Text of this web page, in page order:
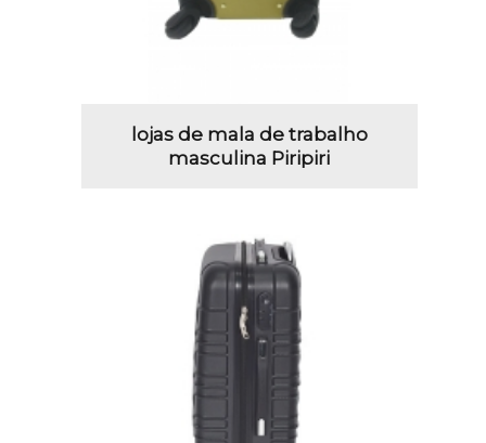
lojas de mala de trabalho
masculina Piripiri